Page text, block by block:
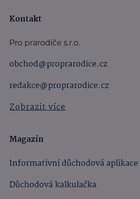
Kontakt
Pro prarodiče s.r.o.
obchod@proprarodice.cz
redakce@proprarodice.cz
Zobrazit více
Magazín
Informativní důchodová aplikace
Důchodová kalkulačka